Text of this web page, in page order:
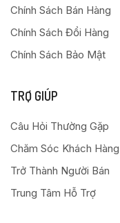
Chính Sách Bán Hàng
Chính Sách Đổi Hàng
Chính Sách Bảo Mật
TRỢ GIÚP
Câu Hỏi Thường Gặp
Chăm Sóc Khách Hàng
Trở Thành Người Bán
Trung Tâm Hỗ Trợ